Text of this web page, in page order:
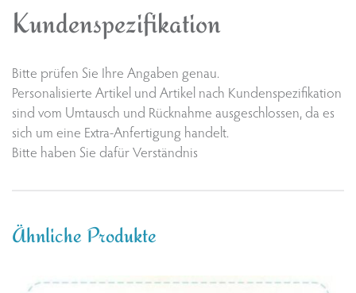
Kundenspezifikation
Bitte prüfen Sie Ihre Angaben genau.
Personalisierte Artikel und Artikel nach Kundenspezifikation
sind vom Umtausch und Rücknahme ausgeschlossen, da es
sich um eine Extra-Anfertigung handelt.
Bitte haben Sie dafür Verständnis
Ähnliche Produkte